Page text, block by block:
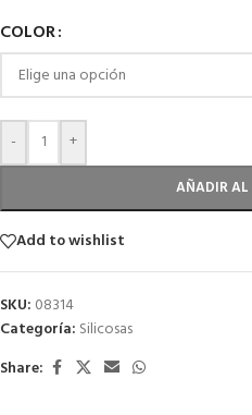
COLOR
- +
AÑADIR AL
Add to wishlist
SKU: 08314
Categoría: Silicosas
Share: